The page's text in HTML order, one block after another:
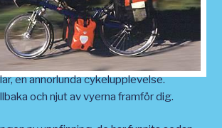
en annorlunda cykelupplevelse.
och njut av vyerna framför dig.